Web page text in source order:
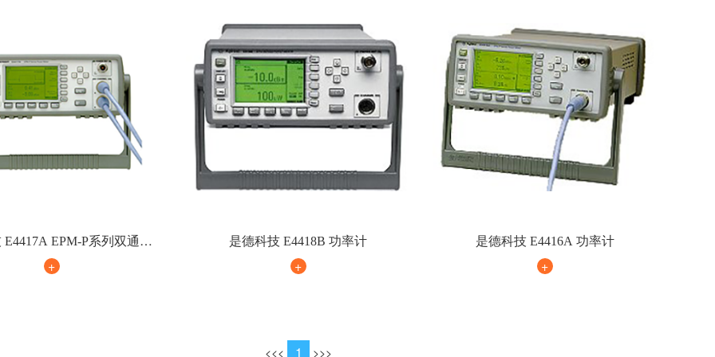
E4417A EPM-P系列双通道
功率计
+
是德科技 E4418B 功率计
+
是德科技 E4416A 功率计
+
<<< 1 >>>